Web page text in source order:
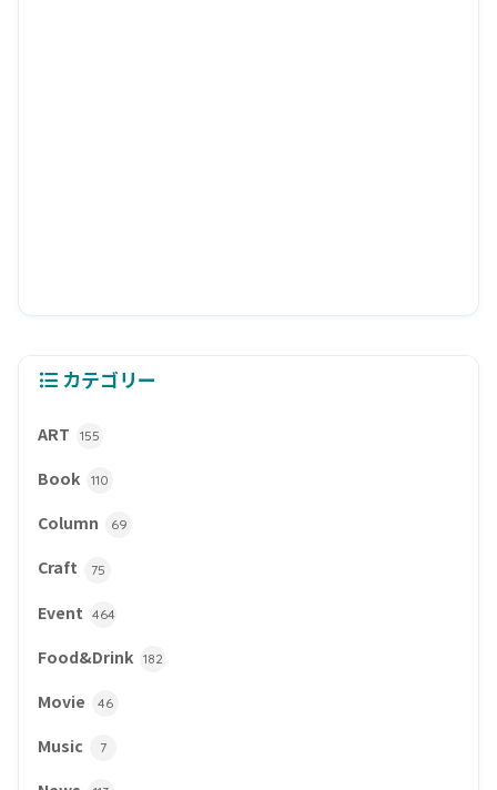
カテゴリー
ART 155
Book 110
Column 69
Craft 75
Event 464
Food&Drink 182
Movie 46
Music 7